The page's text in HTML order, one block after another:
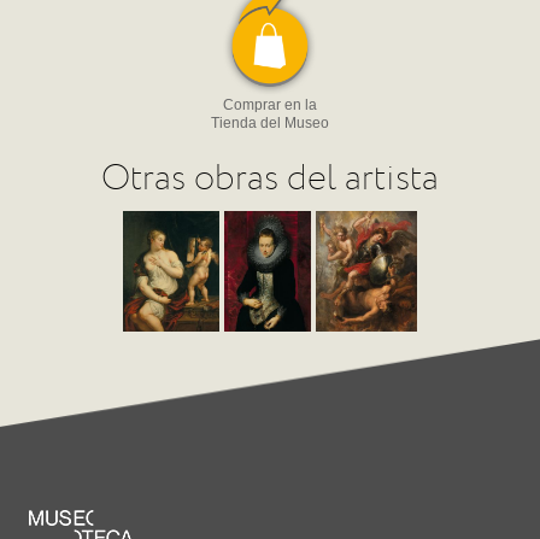
Comprar en la
Tienda del Museo
Otras obras del artista